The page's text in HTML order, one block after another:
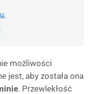
możliwości
jest, aby została ona
. Przewlekłość